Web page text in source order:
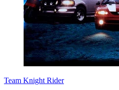
Team Knight Rider